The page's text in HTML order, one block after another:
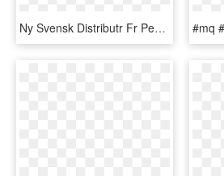
Ny Svensk Distributr Fr Peavey Commercial Audiofbclid=iwar0 - Dia Mundial Dia Da Voz 2019, HD Png Download